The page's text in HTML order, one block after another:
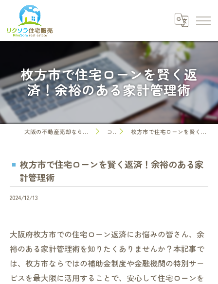
枚方市で住宅ローンを賢く返
済！余裕のある家計管理術
大阪の不動産売却なら株式会社リクソラ住宅販売 コラム 枚方市で住宅ローンを賢く返済！余裕のある家計管理術
枚方市で住宅ローンを賢く返済！余裕のある家
計管理術
2024/12/13
大阪府枚方市での住宅ローン返済にお悩みの皆さん、余
裕のある家計管理術を知りたくありませんか？本記事で
は、枚方市ならではの補助金制度や金融機関の特別サー
ビスを最大限に活用することで、安心して住宅ローンを